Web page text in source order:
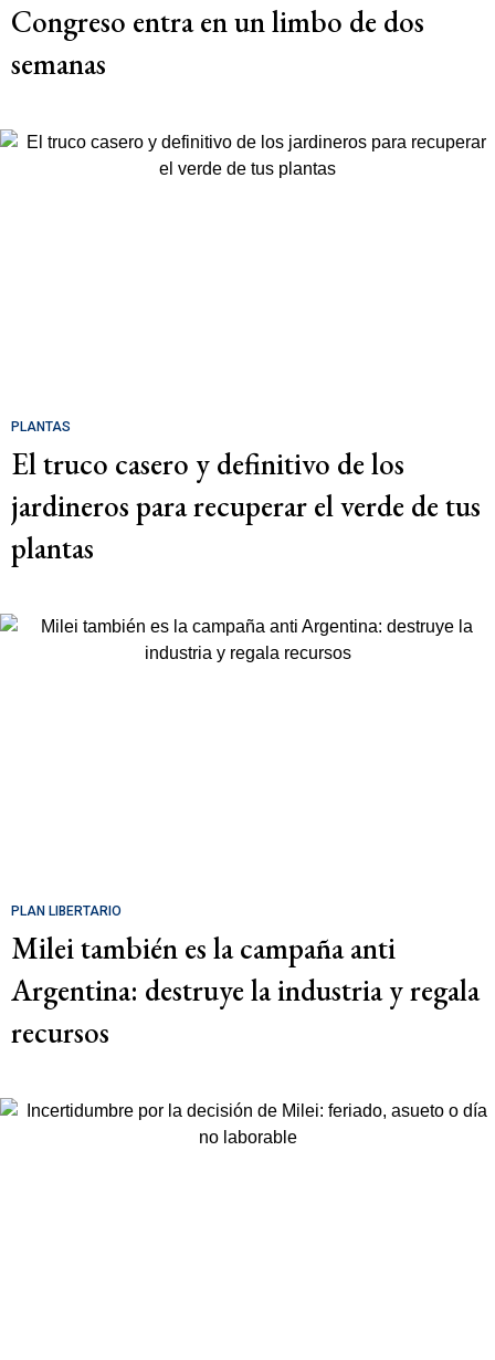
Congreso entra en un limbo de dos
semanas
PLANTAS
El truco casero y definitivo de los
jardineros para recuperar el verde de tus
plantas
PLAN LIBERTARIO
Milei también es la campaña anti
Argentina: destruye la industria y regala
recursos